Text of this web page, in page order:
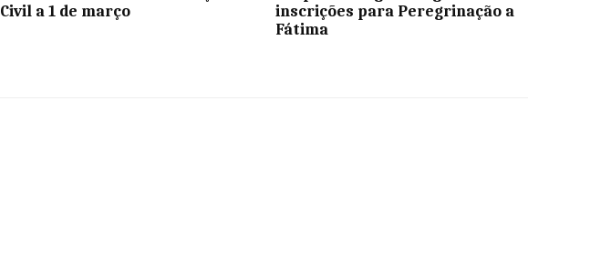
Civil a 1 de março
inscrições para Peregrinação a
Fátima